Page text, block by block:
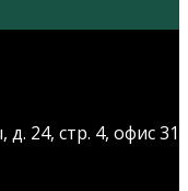
24, стр. 4, офис 317